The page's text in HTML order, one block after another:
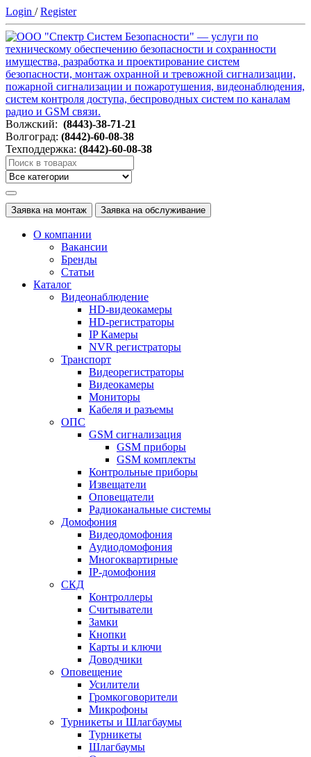
Login /Register
Волжский: (8443)-38-71-21
Волгоград: (8442)-60-08-38
Техподдержка: (8442)-60-08-38
Заявка на монтаж Заявка на обслуживание
О компании
Вакансии
Бренды
Статьи
Каталог
Видеонаблюдение
HD-видеокамеры
HD-регистраторы
IP Камеры
NVR регистраторы
Транспорт
Видеорегистраторы
Видеокамеры
Мониторы
Кабеля и разъемы
ОПС
GSM сигнализация
GSM приборы
GSM комплекты
Контрольные приборы
Извещатели
Оповещатели
Радиоканальные системы
Домофония
Видеодомофония
Аудиодомофония
Многоквартирные
IP-домофония
СКД
Контроллеры
Считыватели
Замки
Кнопки
Карты и ключи
Доводчики
Оповещение
Усилители
Громкоговорители
Микрофоны
Турникеты и Шлагбаумы
Турникеты
Шлагбаумы